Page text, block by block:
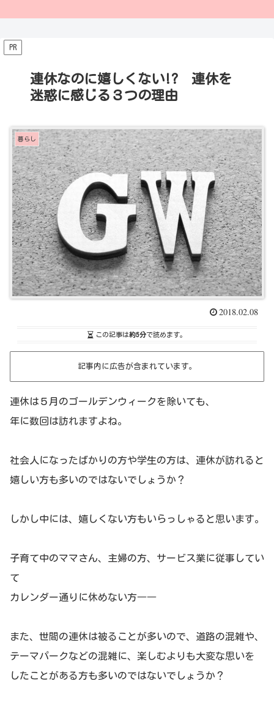
PR
連休なのに嬉しくない!? 連休を
迷惑に感じる３つの理由
暮らし
2018.02.08
この記事は約5分で読めます。
記事内に広告が含まれています。
連休は５月のゴールデンウィークを除いても、
年に数回は訪れますよね。
社会人になったばかりの方や学生の方は、連休が訪れると
嬉しい方も多いのではないでしょうか？
しかし中には、嬉しくない方もいらっしゃると思います。
子育て中のママさん、主婦の方、サービス業に従事してい
て
カレンダー通りに休めない方――
また、世間の連休は被ることが多いので、道路の混雑や、
テーマパークなどの混雑に、楽しむよりも大変な思いを
したことがある方も多いのではないでしょうか？